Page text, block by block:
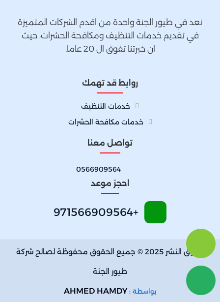
نعد في طيور الجنة واحدة من اقدم الشركات المتميزة
في تقديم خدمات التنظيف ومكافحة الحشرات، حيث
ان خبرتنا تفوق ال 20 عاما.
روابط قد تهمك
خدمات التنظيف
خدمات مكافحة الحشرات
تواصل معنا
0566909564
احجز موعد
+971566909564
حقوق النشر 2025 © جميع الحقوق محفوظة لصالح شركة
طيور الجنة
بواسطة : AHMED HAMDY